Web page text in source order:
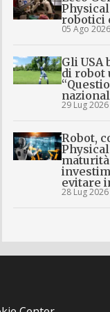
robotici
05 Ago 2026
Gli USA
di robot
29 Lug 2026
Robot,
evitare
28 Lug 2026